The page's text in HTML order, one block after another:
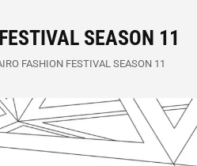
SEASON 11
FASHION FESTIVAL SEASON 11